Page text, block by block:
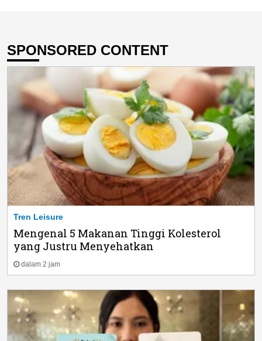
SPONSORED CONTENT
Tren Leisure
Mengenal 5 Makanan Tinggi Kolesterol
yang Justru Menyehatkan
dalam 2 jam